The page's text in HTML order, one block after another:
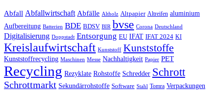
Abfall Abfallwirtschaft Abfälle Altholz Altpapier Altreifen aluminium
Aufbereitung Batterien BDE BDSV BIR bvse Corona Deutschland
Digitalisierung Doppstadt Entsorgung EU IFAT IFAT 2024 KI
Kreislaufwirtschaft Kunststoff Kunststoffe
Kunststoffrecycling Maschinen Messe Nachhaltigkeit Papier PET
Recycling Rezyklate Rohstoffe Schredder Schrott
Schrottmarkt Sekundärrohstoffe Software Stahl Tomra Verpackungen